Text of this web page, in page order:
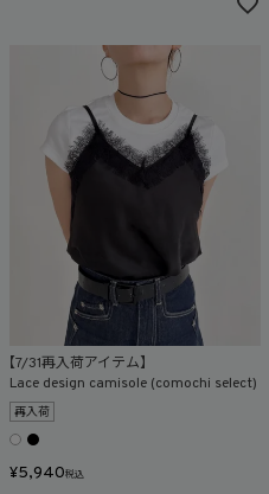
【7/31再入荷アイテム】
Lace design camisole (comochi select)
再入荷
¥5,940税込